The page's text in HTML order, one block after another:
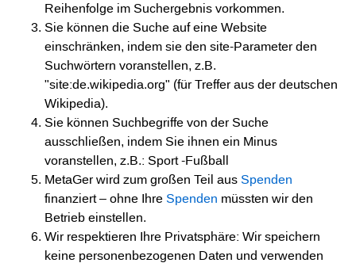
Reihenfolge im Suchergebnis vorkommen.
Sie können die Suche auf eine Website
einschränken, indem sie den site-Parameter den
Suchwörtern voranstellen, z.B.
"site:de.wikipedia.org" (für Treffer aus der deutschen
Wikipedia).
Sie können Suchbegriffe von der Suche
ausschließen, indem Sie ihnen ein Minus
voranstellen, z.B.: Sport -Fußball
MetaGer wird zum großen Teil aus Spenden
finanziert – ohne Ihre Spenden müssten wir den
Betrieb einstellen.
Wir respektieren Ihre Privatsphäre: Wir speichern
keine personenbezogenen Daten und verwenden